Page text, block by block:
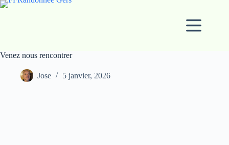
Passer
Venez nous rencontrer
Jose 5 janvier, 2026